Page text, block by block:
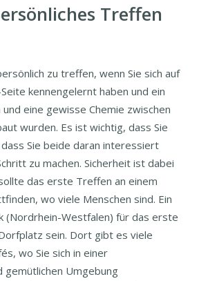
Treffen
zu treffen, wenn Sie sich auf
kennengelernt haben und ein
eine gewisse Chemie zwischen
wurden. Es ist wichtig, dass Sie
Sie beide daran interessiert
zu machen. Sicherheit ist dabei
das erste Treffen an einem
wo viele Menschen sind. Ein
(Nordrhein-Westfalen) für das erste
sein. Dort gibt es viele
wo Sie sich in einer
gemütlichen Umgebung